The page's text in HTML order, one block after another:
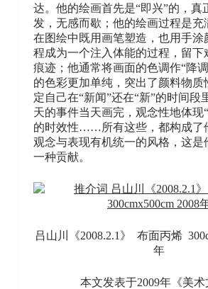
达。他的绘画首先是“即兴”的，真
发，无感而歇；他的绘画过程是充
在图绘中既用画笔塑造，也用手涂
程成为一个注入体能的过程，留下
痕迹；他通常将画面的色调作“降
的色彩更加单纯，突出了颜料物质
定自己在“新闻”还在“新”的时间段
天的事件当天画完，观念性地体现
的时效性……所有这些，都构成了
观念与表现有机统一的风格，这是
一种贡献。
吕山川《2008.2.1》 布面丙烯
年
本文发表于2009年《美